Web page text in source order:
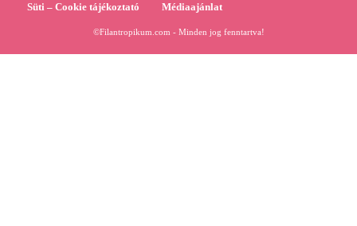
Süti – Cookie tájékoztató Médiaajánlat
©Filantropikum.com - Minden jog fenntartva!